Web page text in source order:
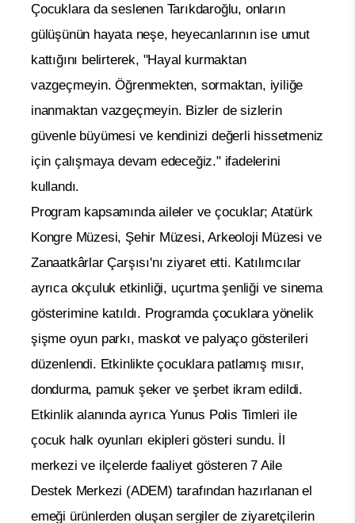
Çocuklara da seslenen Tarıkdaroğlu, onların
gülüşünün hayata neşe, heyecanlarının ise umut
kattığını belirterek, "Hayal kurmaktan
vazgeçmeyin. Öğrenmekten, sormaktan, iyiliğe
inanmaktan vazgeçmeyin. Bizler de sizlerin
güvenle büyümesi ve kendinizi değerli hissetmeniz
için çalışmaya devam edeceğiz." ifadelerini
kullandı.
Program kapsamında aileler ve çocuklar; Atatürk
Kongre Müzesi, Şehir Müzesi, Arkeoloji Müzesi ve
Zanaatkârlar Çarşısı'nı ziyaret etti. Katılımcılar
ayrıca okçuluk etkinliği, uçurtma şenliği ve sinema
gösterimine katıldı. Programda çocuklara yönelik
şişme oyun parkı, maskot ve palyaço gösterileri
düzenlendi. Etkinlikte çocuklara patlamış mısır,
dondurma, pamuk şeker ve şerbet ikram edildi.
Etkinlik alanında ayrıca Yunus Polis Timleri ile
çocuk halk oyunları ekipleri gösteri sundu. İl
merkezi ve ilçelerde faaliyet gösteren 7 Aile
Destek Merkezi (ADEM) tarafından hazırlanan el
emeği ürünlerden oluşan sergiler de ziyaretçilerin